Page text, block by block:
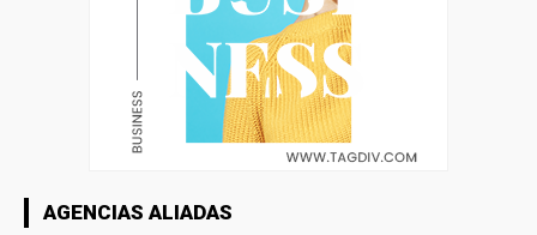
AGENCIAS ALIADAS